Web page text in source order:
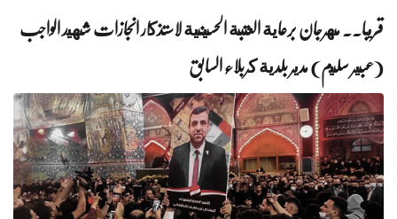
قريبا.. مهرجان برعاية العتبة الحسينية لاستذكار انجازات شهيد الواجب
(عبير سليم) مدير بلدية كربلاء السابق